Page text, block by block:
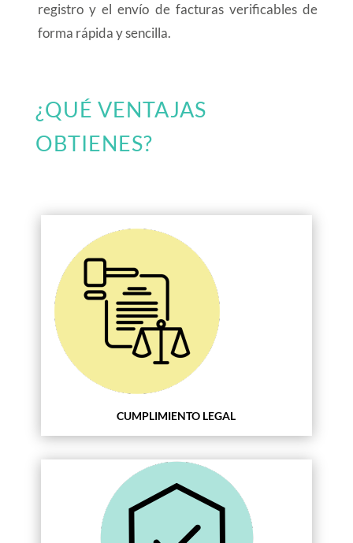
registro y el envío de facturas verificables de
forma rápida y sencilla.
¿QUÉ VENTAJAS
OBTIENES?
CUMPLIMIENTO LEGAL